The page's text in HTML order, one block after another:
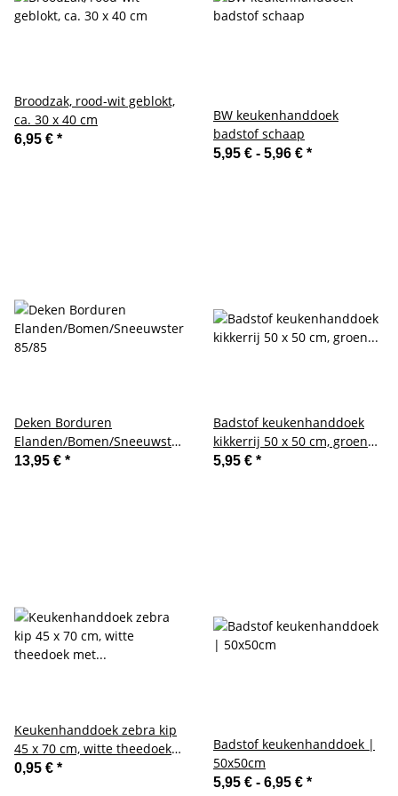
Broodzak, rood-wit geblokt,
ca. 30 x 40 cm
6,95 € *
BW keukenhanddoek
badstof schaap
5,95 € - 5,96 € *
Deken Borduren
Elanden/Bomen/Sneeuwsterren
85/85
13,95 € *
Badstof keukenhanddoek
kikkerrij 50 x 50 cm, groen
kikkerplezier voor in de
5,95 € *
Keukenhanddoek zebra kip
45 x 70 cm, witte theedoek
met prachtige illustraties
0,95 € *
Badstof keukenhanddoek |
50x50cm
5,95 € - 6,95 € *